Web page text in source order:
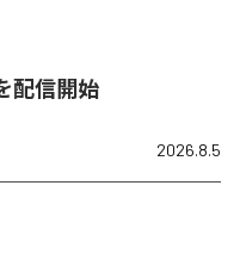
配信開始
2026.8.5